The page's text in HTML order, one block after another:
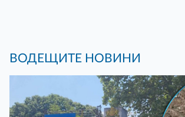
ВОДЕЩИТЕ НОВИНИ